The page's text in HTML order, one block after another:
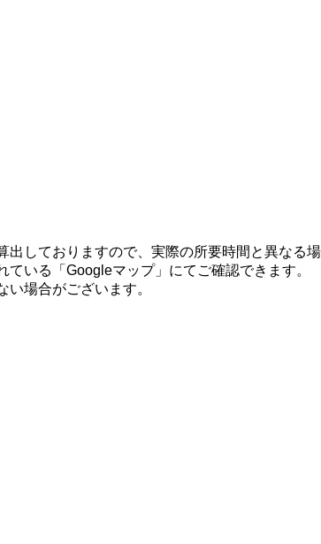
出しておりますので、実際の所要時間と異なる
いる「Googleマップ」にてご確認できます。
場合がございます。